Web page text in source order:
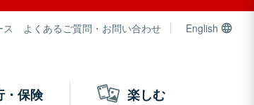
ス よくあるご質問・お問い合わせ English
・保険 楽しむ